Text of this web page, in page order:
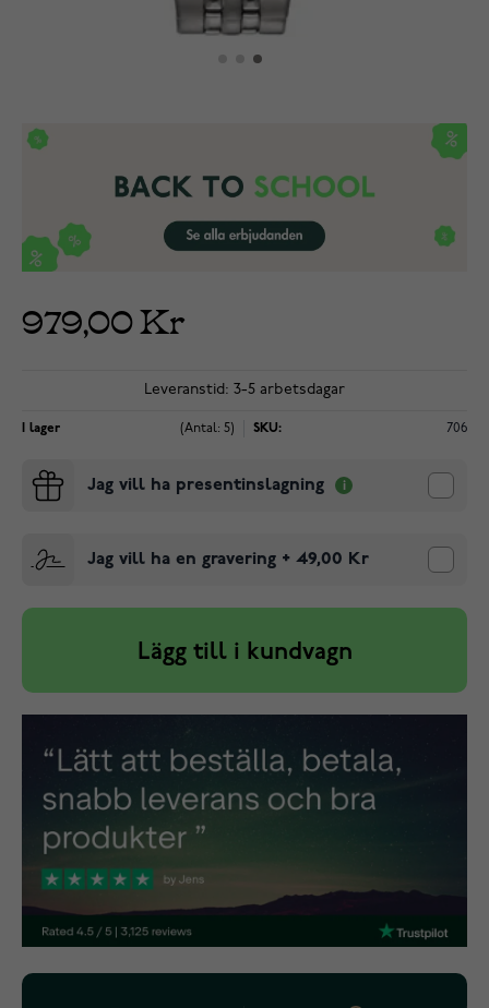
979,00 Kr
Leveranstid: 3-5 arbetsdagar
I lager (Antal: 5) SKU: 706
Jag vill ha presentinslagning
Jag vill ha en gravering + 49,00 Kr
Lägg till i kundvagn